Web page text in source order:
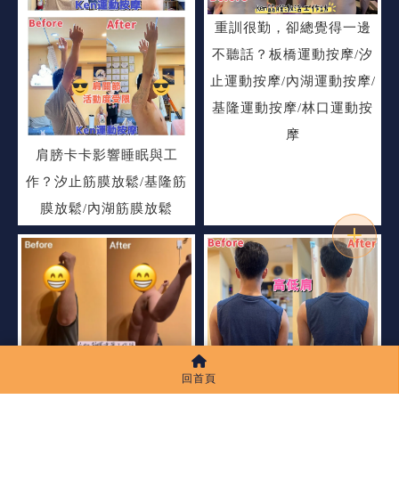
肩膀卡卡影響睡眠與工
作？汐止筋膜放鬆/基隆筋
膜放鬆/內湖筋膜放鬆
重訓很勤，卻總覺得一邊
不聽話？板橋運動按摩/汐
止運動按摩/內湖運動按摩/
基隆運動按摩/林口運動按
摩
了嗎？板橋筋膜放鬆/汐止
肩頸緊繃？問題不一定在
回首頁